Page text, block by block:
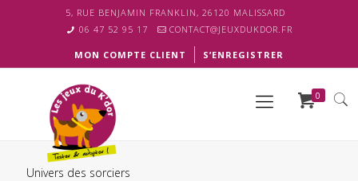
5, RUE BENJAMIN FRANKLIN, 26120 MALISSARD
06 47 52 95 17
CONTACT@JEUXDUKDOR.FR
MON COMPTE CLIENT S’ENREGISTRER
0
Univers des sorciers